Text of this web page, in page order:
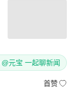
@元宝 一起聊新闻
首赞